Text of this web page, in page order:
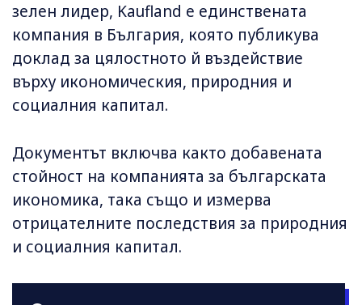
зелен лидер, Kaufland e единствената
компания в България, която публикува
доклад за цялостното й въздействие
върху икономическия, природния и
социалния капитал.
Документът включва както добавената
стойност на компанията за българската
икономика, така също и измерва
отрицателните последствия за природния
и социалния капитал.